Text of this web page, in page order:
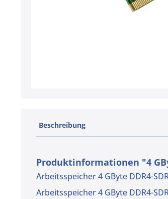
Beschreibung
Produktinformationen "4
Arbeitsspeicher 4 GByte DDR4-
Arbeitsspeicher 4 GByte DDR4-